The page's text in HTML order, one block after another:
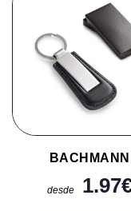
BACHMANN
desde 1.97